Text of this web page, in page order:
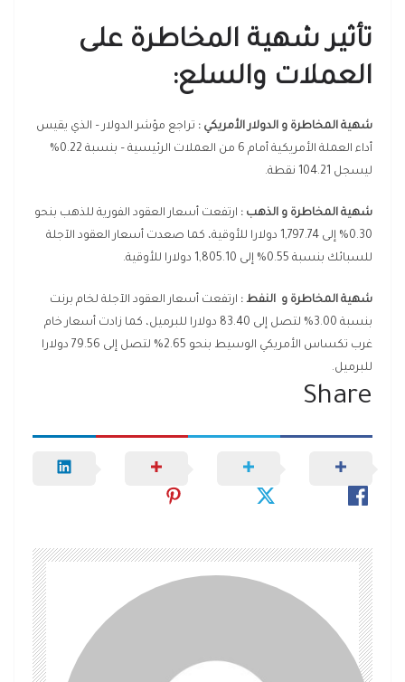
تأثير شهية المخاطرة على
العملات والسلع:
شهية المخاطرة و الدولار الأمريكي : تراجع مؤشر الدولار – الذي يقيس
أداء العملة الأمريكية أمام 6 من العملات الرئيسية – بنسبة 0.22%
ليسجل 104.21 نقطة.
شهية المخاطرة و الذهب : ارتفعت أسعار العقود الفورية للذهب بنحو
0.30% إلى 1,797.74 دولارا للأوقية، كما صعدت أسعار العقود الآجلة
للسبائك بنسبة 0.55% إلى 1,805.10 دولارا للأوقية
.
شهية المخاطرة و النفط : ارتفعت أسعار العقود الآجلة لخام برنت
بنسبة 3.00% لتصل إلى 83.40 دولارا للبرميل، كما زادت أسعار خام
غرب تكساس الأمريكي الوسيط بنحو 2.65% لتصل إلى 79.56 دولارا
للبرميل.
Share